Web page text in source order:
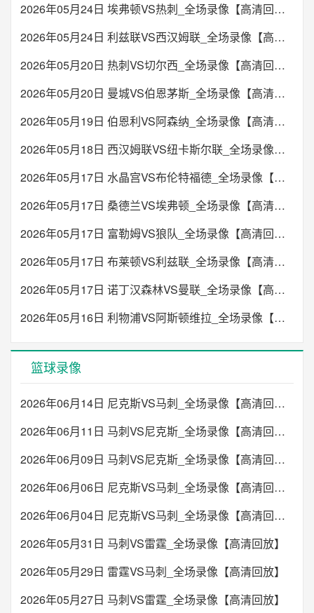
2026年05月24日 埃弗顿VS热刺_全场录像【高清回放】
2026年05月24日 利兹联VS西汉姆联_全场录像【高清回放】
2026年05月20日 热刺VS切尔西_全场录像【高清回放】
2026年05月20日 曼城VS伯恩茅斯_全场录像【高清回放】
2026年05月19日 伯恩利VS阿森纳_全场录像【高清回放】
2026年05月18日 西汉姆联VS纽卡斯尔联_全场录像【高清回放】
2026年05月17日 水晶宫VS布伦特福德_全场录像【高清回放】
2026年05月17日 桑德兰VS埃弗顿_全场录像【高清回放】
2026年05月17日 富勒姆VS狼队_全场录像【高清回放】
2026年05月17日 布莱顿VS利兹联_全场录像【高清回放】
2026年05月17日 诺丁汉森林VS曼联_全场录像【高清回放】
2026年05月16日 利物浦VS阿斯顿维拉_全场录像【高清回放】
篮球录像
2026年06月14日 尼克斯VS马刺_全场录像【高清回放】
2026年06月11日 马刺VS尼克斯_全场录像【高清回放】
2026年06月09日 马刺VS尼克斯_全场录像【高清回放】
2026年06月06日 尼克斯VS马刺_全场录像【高清回放】
2026年06月04日 尼克斯VS马刺_全场录像【高清回放】
2026年05月31日 马刺VS雷霆_全场录像【高清回放】
2026年05月29日 雷霆VS马刺_全场录像【高清回放】
2026年05月27日 马刺VS雷霆_全场录像【高清回放】